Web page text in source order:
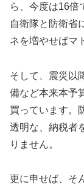
ら、今度は16倍
自衛隊と防衛省
ネを増やせばマ
そして、震災以
備など本来本予
買っています。
透明な、納税者
りません。
更に申せば、そ